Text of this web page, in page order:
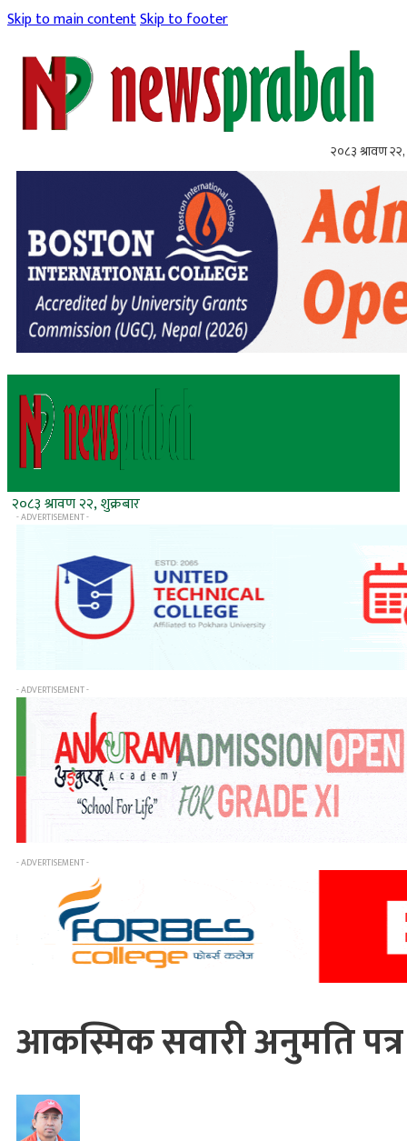
Skip to main contentSkip to footer
२०८३ श्रावण २२,
२०८३ श्रावण २२, शुक्रबार
- ADVERTISEMENT -
- ADVERTISEMENT -
- ADVERTISEMENT -
आकस्मिक सवारी अनुमति